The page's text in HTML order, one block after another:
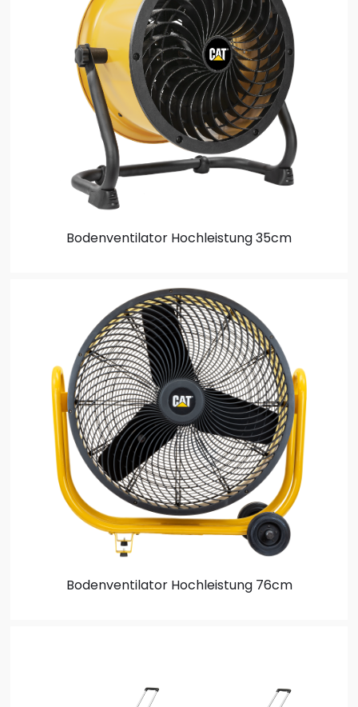
Bodenventilator Hochleistung 35cm
Bodenventilator Hochleistung 76cm